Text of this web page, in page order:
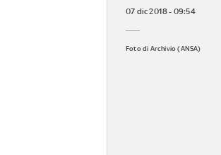
07 dic 2018 - 09:54
Foto di Archivio (ANSA)